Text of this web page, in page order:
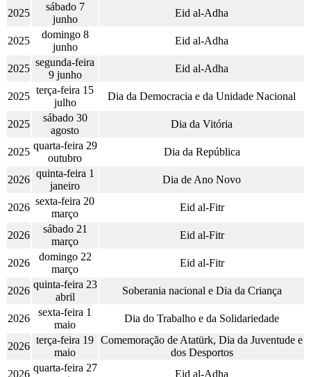
2025
sábado 7
junho
Eid al-Adha
2025
domingo 8
junho
Eid al-Adha
2025
segunda-feira
9 junho
Eid al-Adha
2025
terça-feira 15
julho
Dia da Democracia e da Unidade Nacional
2025
sábado 30
agosto
Dia da Vitória
2025
quarta-feira 29
outubro
Dia da República
2026
quinta-feira 1
janeiro
Dia de Ano Novo
2026
sexta-feira 20
março
Eid al-Fitr
2026
sábado 21
março
Eid al-Fitr
2026
domingo 22
março
Eid al-Fitr
2026
quinta-feira 23
abril
Soberania nacional e Dia da Criança
2026
sexta-feira 1
maio
Dia do Trabalho e da Solidariedade
2026
terça-feira 19
maio
Comemoração de Atatürk, Dia da Juventude e
dos Desportos
2026
quarta-feira 27
Eid al-Adha